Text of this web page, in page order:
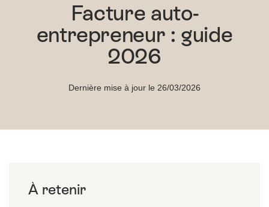
Facture auto-
entrepreneur : guide
2026
Dernière mise à jour le 26/03/2026